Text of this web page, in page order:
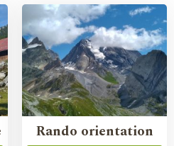
Rando orientation